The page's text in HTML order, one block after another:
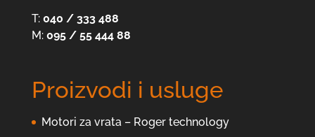
T: 040 / 333 488
M: 095 / 55 444 88
Proizvodi i usluge
Motori za vrata – Roger technology